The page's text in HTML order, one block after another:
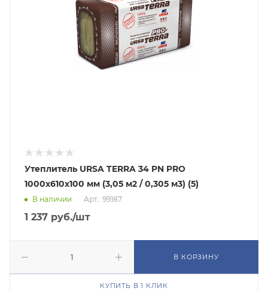
Утеплитель URSA TERRA 34 PN PRO
1000х610х100 мм (3,05 м2 / 0,305 м3) (5)
В наличии Арт.: 99187
1 237 руб./шт
В КОРЗИНУ
КУПИТЬ В 1 КЛИК